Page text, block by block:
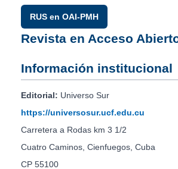
RUS en OAI-PMH
Revista en Acceso
Información institucional
Editorial: Universo Sur
https://universosur.ucf.edu.cu
Carretera a Rodas km 3 1/2
Cuatro Caminos, Cienfuegos, Cuba
CP 55100